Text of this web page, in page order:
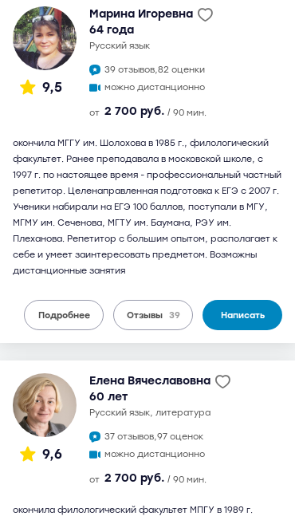
9,5
Марина Игоревна
64 года
русский язык
39 отзывов,82 оценки
можно дистанционно
от 2 700 руб. / 90 мин.
окончила МГГУ им. Шолохова в 1985 г., филологический
факультет. Ранее преподавала в московской школе, с
1997 г. по настоящее время - профессиональный частный
репетитор. Целенаправленная подготовка к ЕГЭ с 2007 г.
Ученики набирали на ЕГЭ 100 баллов, поступали в МГУ,
МГМУ им. Сеченова, МГТУ им. Баумана, РЭУ им.
Плеханова. Репетитор с большим опытом, располагает к
себе и умеет заинтересовать предметом. Возможны
дистанционные занятия
Подробнее Отзывы 39 Написать
9,6
Елена Вячеславовна
60 лет
русский язык, литература
37 отзывов,97 оценок
можно дистанционно
от 2 700 руб. / 90 мин.
окончила филологический факультет МПГУ в 1989 г.